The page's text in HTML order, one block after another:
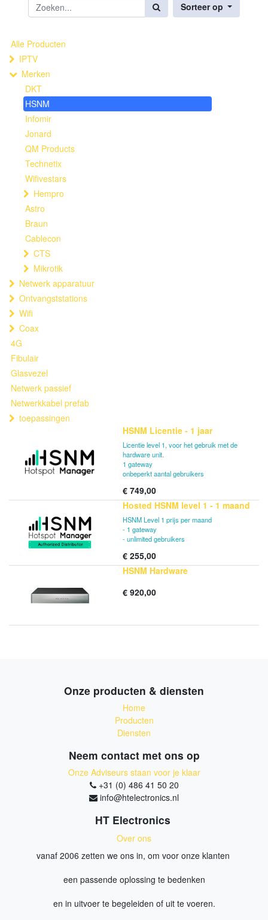
Sorteer op
Alle Producten
IPTV
Merken
DKT
HSNM
Infomir
Jonard
QM Products
Technetix
Wifivestars
Hempro
Astro
Braun
Cablecon
CTS
Mikrotik
Netwerk apparatuur
Ontvangststations
Wifi
Coax
4G
Fibulair
Glasvezel
Netwerk passief
Netwerkkabel prefab
toepassingen
HSNM Licentie - 1 jaar
Licentie level 1, voor het gebruik met de
hardware unit.
1 gateway
onbeperkt aantal gebruikers
€ 749,00
Hosted HSNM level 1 - 1 maand
HSNM Level 1 prijs per maand
- 1 gateway
- unlimited gebruikers
€ 255,00
HSNM Hardware
€ 920,00
Onze producten & diensten
Home
Producten
Diensten
Neem contact met ons op
Onze Adviseurs staan voor je klaar
+31 (0) 486 41 50 20
info@htelectronics.nl
HT Electronics
Over ons
vanaf 2006 zetten we ons in, om voor onze klanten
een passende oplossing te bedenken
en in uitvoer te begeleiden of uit te voeren.